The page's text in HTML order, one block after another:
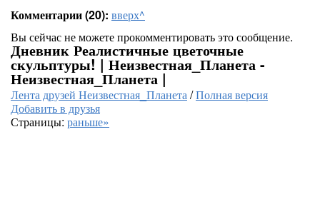
Комментарии (20): вверх^
Вы сейчас не можете прокомментировать это сообщение.
Дневник Реалистичные цветочные
скульптуры! | Неизвестная_Планета -
Неизвестная_Планета |
Лента друзей Неизвестная_Планета/Полная версия
Добавить в друзья
Страницы: раньше»